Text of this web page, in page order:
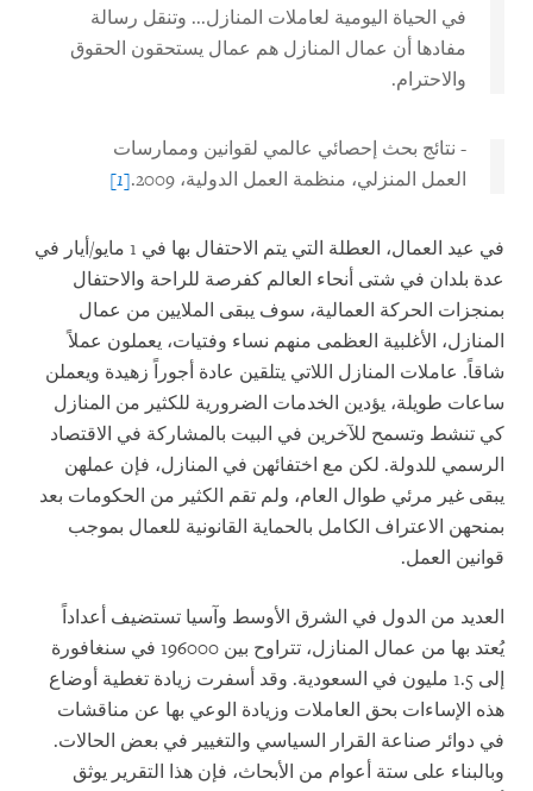
في الحياة اليومية لعاملات المنازل... وتنقل رسالة
مفادها أن عمال المنازل هم عمال يستحقون الحقوق
والاحترام.
- نتائج بحث إحصائي عالمي لقوانين وممارسات
العمل المنزلي، منظمة العمل الدولية، 2009.
[1]
في عيد العمال، العطلة التي يتم الاحتفال بها في 1 مايو/أيار في
عدة بلدان في شتى أنحاء العالم كفرصة للراحة والاحتفال
بمنجزات الحركة العمالية، سوف يبقى الملايين من عمال
المنازل، الأغلبية العظمى منهم نساء وفتيات، يعملون عملاً
شاقاً. عاملات المنازل اللاتي يتلقين عادة أجوراً زهيدة ويعملن
ساعات طويلة، يؤدين الخدمات الضرورية للكثير من المنازل
كي تنشط وتسمح للآخرين في البيت بالمشاركة في الاقتصاد
الرسمي للدولة. لكن مع اختفائهن في المنازل، فإن عملهن
يبقى غير مرئي طوال العام، ولم تقم الكثير من الحكومات بعد
بمنحهن الاعتراف الكامل بالحماية القانونية للعمال بموجب
قوانين العمل.
العديد من الدول في الشرق الأوسط وآسيا تستضيف أعداداً
يُعتد بها من عمال المنازل، تتراوح بين 196000 في سنغافورة
إلى 1.5 مليون في السعودية. وقد أسفرت زيادة تغطية أوضاع
هذه الإساءات بحق العاملات وزيادة الوعي بها عن مناقشات
في دوائر صناعة القرار السياسي والتغيير في بعض الحالات.
وبالبناء على ستة أعوام من الأبحاث، فإن هذا التقرير يوثق